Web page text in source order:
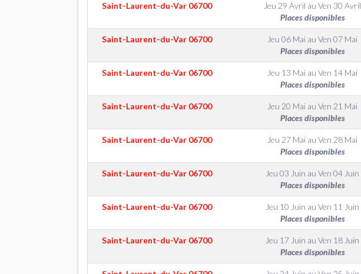
Saint-Laurent-du-Var 06700 Jeu 29 Avril au Ven 30 Avril
Places disponibles
Saint-Laurent-du-Var 06700 Jeu 06 Mai au Ven 07 Mai
Places disponibles
Saint-Laurent-du-Var 06700 Jeu 13 Mai au Ven 14 Mai
Places disponibles
Saint-Laurent-du-Var 06700 Jeu 20 Mai au Ven 21 Mai
Places disponibles
Saint-Laurent-du-Var 06700 Jeu 27 Mai au Ven 28 Mai
Places disponibles
Saint-Laurent-du-Var 06700 Jeu 03 Juin au Ven 04 Juin
Places disponibles
Saint-Laurent-du-Var 06700 Jeu 10 Juin au Ven 11 Juin
Places disponibles
Saint-Laurent-du-Var 06700 Jeu 17 Juin au Ven 18 Juin
Places disponibles